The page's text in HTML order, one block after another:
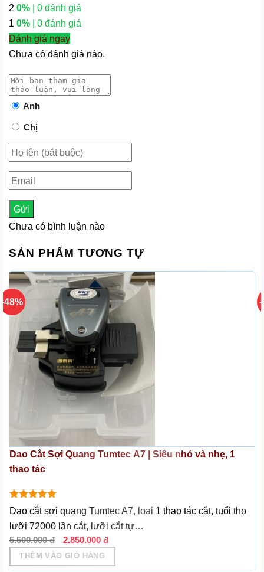
2 0% | 0 đánh giá
1 0% | 0 đánh giá
Đánh giá ngay
Chưa có đánh giá nào.
Anh
Chị
Gửi
Chưa có bình luận nào
SẢN PHẨM TƯƠNG TỰ
-48%
Dao Cắt Sợi Quang Tumtec A7 | Siêu nhỏ và nhẹ, 1
thao tác
Được xếp
hạng5.00
5 sao
Dao cắt sợi quang Tumtec A7, loại 1 thao tác cắt, tuổi thọ
lưỡi 72000 lần cắt, lưỡi cắt tự…
5.500.000đ
Giá
gốc
là:
5.500.000 đ.
2.850.000 đ
hiện
là:
THÊM VÀO GIỎ HÀNG